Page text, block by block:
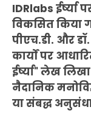
IDRlabs ईर्ष्या
विकसित किया
पीएच.डी. और
कार्यों पर
ईर्ष्या" लेख लिखा
नैदानिक
या संबद्ध